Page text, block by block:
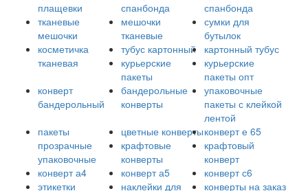
плащевки
спанбонда
спанбонда
тканевые
мешочки
мешочки
тканевые
сумки для
бутылок
косметичка
тканевая
тубус картонный
картонный тубус
курьерские
пакеты
курьерские
пакеты опт
конверт
бандерольный
бандерольные
конверты
упаковочные
пакеты с клейкой
лентой
пакеты
прозрачные
упаковочные
цветные конвертыконверт е 65
крафтовые
конверты
крафтовый
конверт
конверт а4
конверт а5
конверт с6
этикетки
наклейки для
конверты на заказ